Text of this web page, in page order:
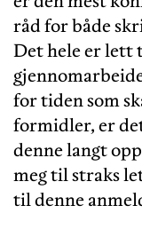
råd for både
Det hele er lett
for tiden som
formidler, er
denne langt
meg til straks
til denne